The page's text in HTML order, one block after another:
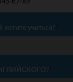
учиться?*
*